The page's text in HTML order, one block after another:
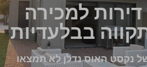
למכירה
בבלעדיות
נקסט האוס נדלן לא תמצאו